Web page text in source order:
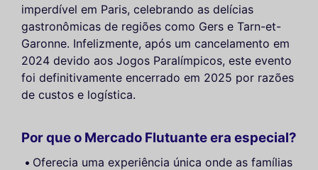
imperdível em Paris, celebrando as delícias
gastronômicas de regiões como Gers e Tarn-et-
Garonne. Infelizmente, após um cancelamento em
2024 devido aos Jogos Paralímpicos, este evento
foi definitivamente encerrado em 2025 por razões
de custos e logística.
Por que o Mercado Flutuante era especial?
Oferecia uma experiência única onde as famílias